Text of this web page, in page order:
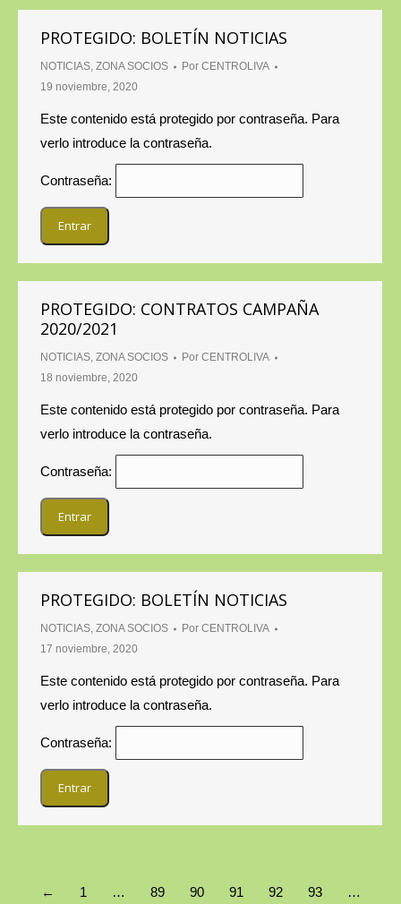
PROTEGIDO: BOLETÍN NOTICIAS
NOTICIAS, ZONA SOCIOS Por CENTROLIVA
19 noviembre, 2020
Este contenido está protegido por contraseña. Para
verlo introduce la contraseña.
Contraseña:
PROTEGIDO: CONTRATOS CAMPAÑA
2020/2021
NOTICIAS, ZONA SOCIOS Por CENTROLIVA
18 noviembre, 2020
Este contenido está protegido por contraseña. Para
verlo introduce la contraseña.
Contraseña:
PROTEGIDO: BOLETÍN NOTICIAS
NOTICIAS, ZONA SOCIOS Por CENTROLIVA
17 noviembre, 2020
Este contenido está protegido por contraseña. Para
verlo introduce la contraseña.
Contraseña:
← 1 … 89 90 91 92 93 …